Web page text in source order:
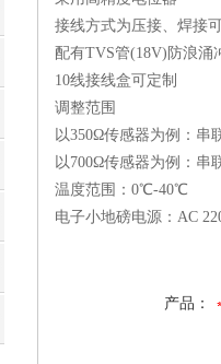
接线方式为压接、焊接
配有TVS管(18V)防浪涌
10线接线盒可定制
调整范围
以350Ω传感器为例：串
以700Ω传感器为例：串
温度范围：0℃-40℃
电子小地磅电源：AC
产品：